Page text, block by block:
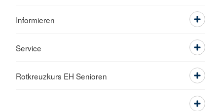
Informieren
Service
Rotkreuzkurs EH Senioren